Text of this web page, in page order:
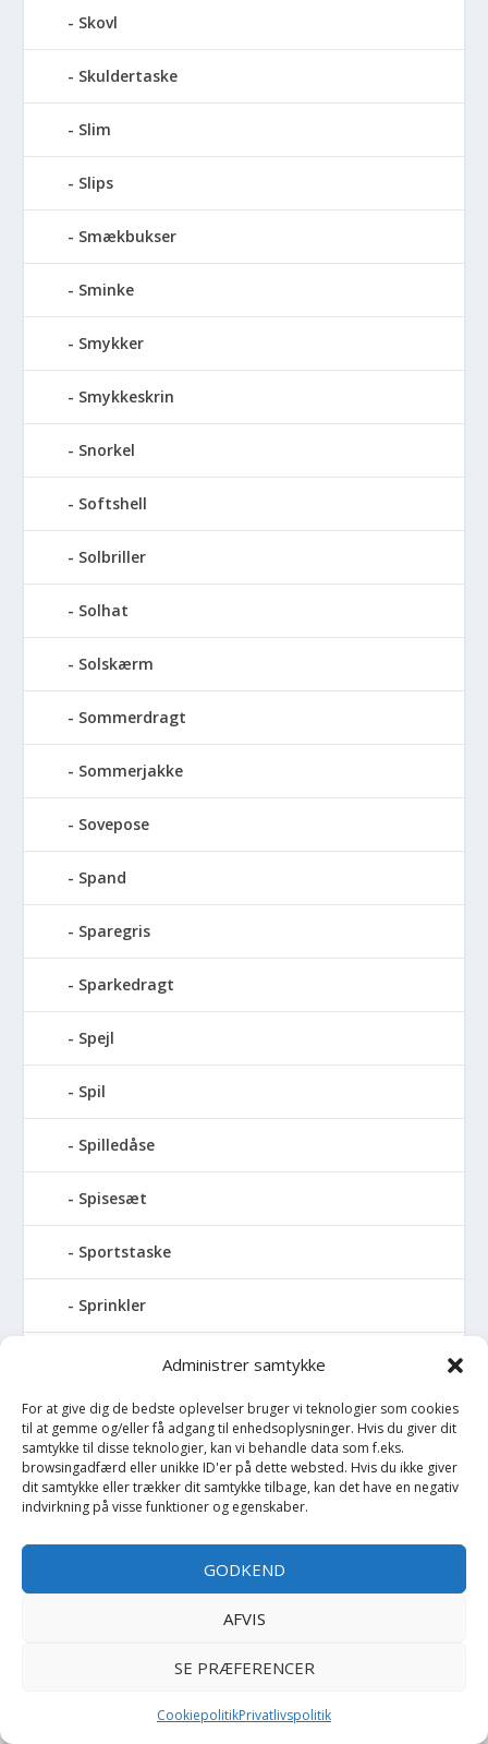
Administrer samtykke
For at give dig de bedste oplevelser bruger vi teknologier som cookies
til at gemme og/eller få adgang til enhedsoplysninger. Hvis du giver dit
samtykke til disse teknologier, kan vi behandle data som f.eks.
browsingadfærd eller unikke ID'er på dette websted. Hvis du ikke giver
dit samtykke eller trækker dit samtykke tilbage, kan det have en negativ
indvirkning på visse funktioner og egenskaber.
GODKEND
AFVIS
SE PRÆFERENCER
CookiepolitikPrivatlivspolitik
Skovl
Skuldertaske
Slim
Slips
Smækbukser
Sminke
Smykker
Smykkeskrin
Snorkel
Softshell
Solbriller
Solhat
Solskærm
Sommerdragt
Sommerjakke
Sovepose
Spand
Sparegris
Sparkedragt
Spejl
Spil
Spilledåse
Spisesæt
Sportstaske
Sprinkler
Stablelegetøj
Stofble
Stofbog
Stol
Strømpebukser